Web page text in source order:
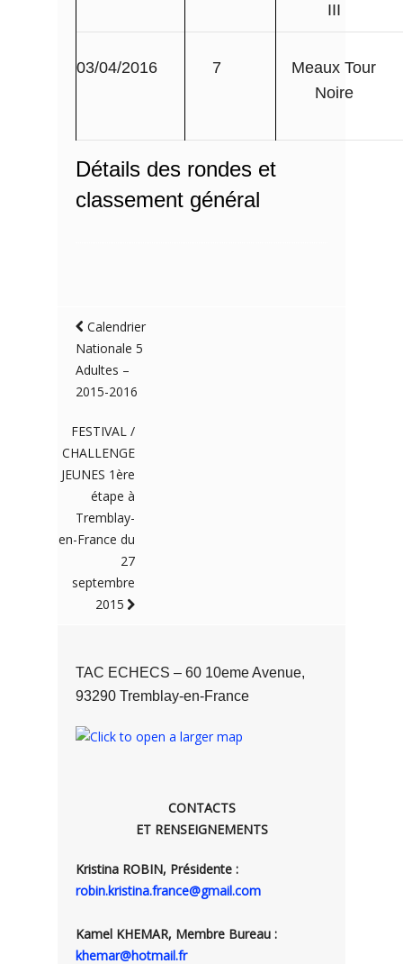
III
03/04/2016 7
Meaux Tour
Noire
Détails des rondes et
classement général
Calendrier
Nationale 5
Adultes –
2015-2016
FESTIVAL /
CHALLENGE
JEUNES 1ère
étape à
Tremblay-
en-France du
27
septembre
2015
TAC ECHECS – 60 10eme Avenue,
93290 Tremblay-en-France
CONTACTS
ET RENSEIGNEMENTS
Kristina ROBIN, Présidente :
robin.kristina.france@gmail.com
Kamel KHEMAR, Membre Bureau :
khemar@hotmail.fr